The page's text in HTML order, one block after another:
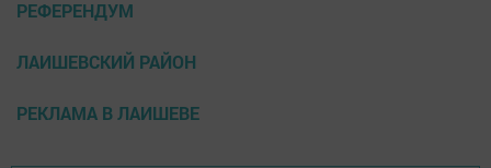
РЕФЕРЕНДУМ
ЛАИШЕВСКИЙ РАЙОН
РЕКЛАМА В ЛАИШЕВЕ